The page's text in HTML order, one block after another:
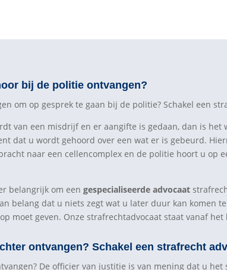
bij de politie ontvangen?
om op gesprek te gaan bij de politie? Schakel een
van een misdrijf en er aangifte is gedaan, dan is
dat u wordt gehoord over een wat er is gebeurd.
naar een cellencomplex en de politie hoort u
belangrijk om eengespecialiseerde advocaat
belang dat u niets zegt wat u later duur kan komen
moet geven. Onze strafrechtadvocaat staat vanaf
ontvangen? Schakel een strafrecht
De officier van justitie is van mening dat u